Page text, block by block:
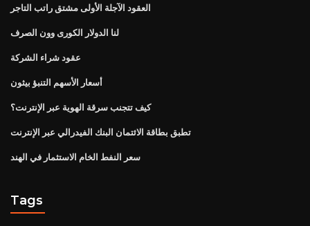
العقود الآجلة الأولى مشتق راتب التاجر
لنا الدولار الكورى وون الصرف
عقود شراء الشركة
أسعار الأسهم التنبؤ بيثون
كيف تتجنب سرقة الهوية عبر الإنترنت؟
تطبق بطاقة الائتمان البنك الفيدرالي عبر الإنترنت
سعر النفط الخام الاستثمار في الهند
Tags